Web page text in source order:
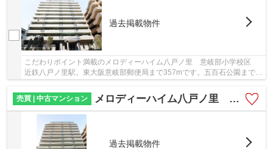
過去掲載物件
こだわりポイント満載のメロディーハイム八戸ノ里 意岐部小学校区
近鉄八戸ノ里駅。東大阪意岐部郵便局まで357mです。五百石公園まで
売買 | 中古マンション
メロディーハイム八戸ノ里 意岐部小学校区 近鉄八戸ノ里駅
過去掲載物件